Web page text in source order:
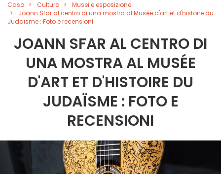
Casa Cultura
Musei e esposizione
Joann Sfar al centro di una mostra al Musée d'art et d'histoire du
Judaïsme : Foto e recensioni
JOANN SFAR AL CENTRO DI
UNA MOSTRA AL MUSÉE
D'ART ET D'HISTOIRE DU
JUDAÏSME : FOTO E
RECENSIONI